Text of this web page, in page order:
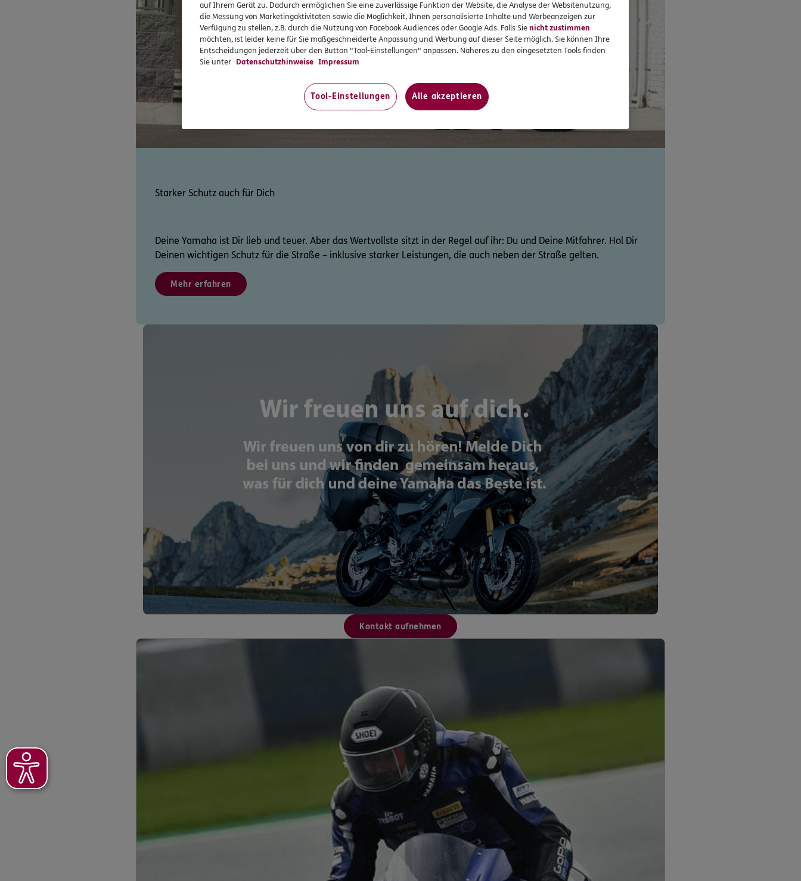
Starker Schutz auch für Dich
Deine Yamaha ist Dir lieb und teuer. Aber das Wertvollste sitzt in der Regel auf ihr: Du und Deine Mitfahrer. Hol Dir
Deinen wichtigen Schutz für die Straße – inklusive starker Leistungen, die auch neben der Straße gelten.
Mehr erfahren
Kontakt aufnehmen
auf Ihrem Gerät zu. Dadurch ermöglichen Sie eine zuverlässige Funktion der Website, die Analyse der Websitenutzung,
die Messung von Marketingaktivitäten sowie die Möglichkeit, Ihnen personalisierte Inhalte und Werbeanzeigen zur
Verfügung zu stellen, z.B. durch die Nutzung von Facebook Audiences oder Google Ads. Falls Sienicht zustimmen
möchten, ist leider keine für Sie maßgeschneiderte Anpassung und Werbung auf dieser Seite möglich. Sie können Ihre
Entscheidungen jederzeit über den Button "Tool-Einstellungen" anpassen. Näheres zu den eingesetzten Tools finden
Sie unter Datenschutzhinweise Impressum
Tool-Einstellungen Alle akzeptieren